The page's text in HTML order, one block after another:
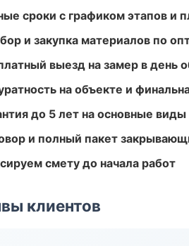
сроки с графиком этапов и
и закупка материалов по
выезд на замер в день
на объекте и
до 5 лет на основные виды
и полный пакет
смету до начала работ
клиентов